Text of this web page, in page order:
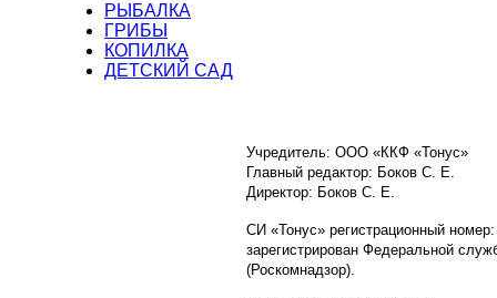
РЫБАЛКА
ГРИБЫ
КОПИЛКА
ДЕТСКИЙ САД
Учредитель: ООО «ККФ «Тонус»
Главный редактор: Боков С. Е.
Директор: Боков С. Е.
СИ «Тонус» регистрационный
зарегистрирован Федеральной
(Роскомнадзор).